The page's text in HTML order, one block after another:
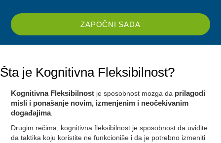
ZAPOČNI SADA
Šta je Kognitivna Fleksibilnost?
Kognitivna Fleksibilnost je sposobnost mozga da prilagodi
misli i ponašanje novim, izmenjenim i neočekivanim
događajima.
Drugim rečima, kognitivna fleksibilnost je sposobnost da uvidite
da taktika koju koristite ne funkcioniše i da je potrebno izmeniti